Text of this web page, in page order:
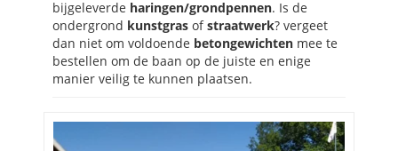
bijgeleverde haringen/grondpennen. Is de
ondergrond kunstgras ofstraatwerk? vergeet
dan niet om voldoende betongewichten mee te
bestellen om de baan op de juiste en enige
manier veilig te kunnen plaatsen.